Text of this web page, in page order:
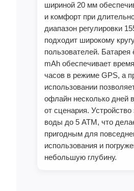
шириной 20 мм
и комфорт при
диапазон регулировки
подходит широкому
пользователей. Батарея
mAh обеспечивает
часов в режиме GPS, а
использовании
офлайн несколько дней
от сценария.
воды до 5 ATM, что
пригодным для
использования и
небольшую глубину.